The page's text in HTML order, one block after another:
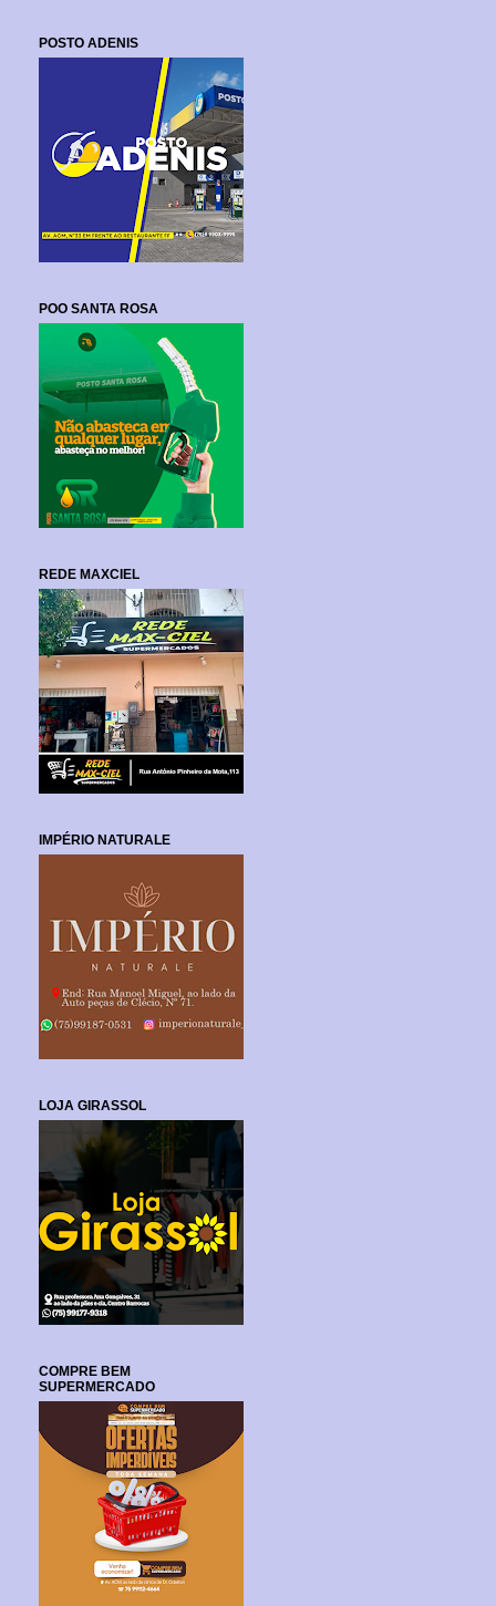
POSTO ADENIS
POO SANTA ROSA
REDE MAXCIEL
IMPÉRIO NATURALE
LOJA GIRASSOL
COMPRE BEM
SUPERMERCADO